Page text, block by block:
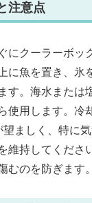
注意点
にクーラーボッ
に魚を置き、氷
す。海水または
使用します。冷
ましく、特に
維持してくださ
むのを防ぎます。